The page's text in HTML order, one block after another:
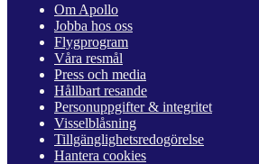
Om Apollo
Jobba hos oss
Flygprogram
Våra resmål
Press och media
Hållbart resande
Personuppgifter & integritet
Visselblåsning
Tillgänglighetsredogörelse
Hantera cookies